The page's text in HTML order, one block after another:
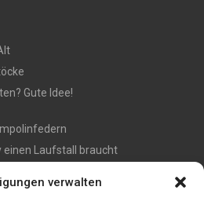
verwalten
Gute Idee!
einen Laufstall braucht
bringt zahlreiche Vorteile mit